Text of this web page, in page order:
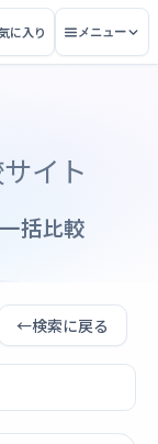
に入り メニュー
イト
括比較
←検索に戻る